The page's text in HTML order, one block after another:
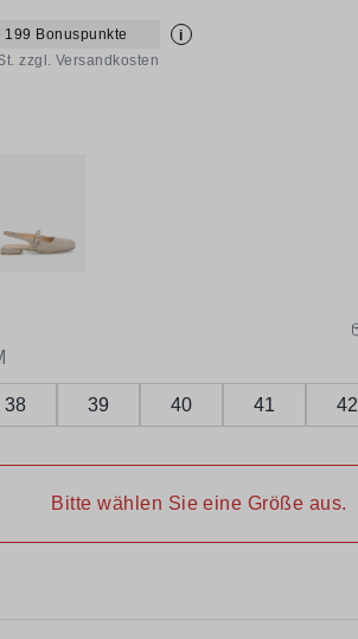
199 Bonuspunkte
i
zzgl. Versandkosten
38 39 40 41 42
Bitte wählen Sie eine Größe aus.